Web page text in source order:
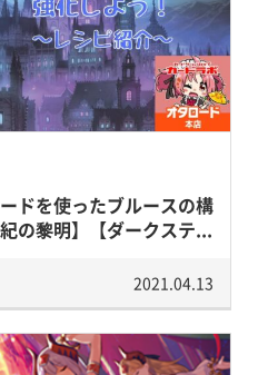
ドを使ったブルースの構
の黎明】【ダークステ...
2021.04.13